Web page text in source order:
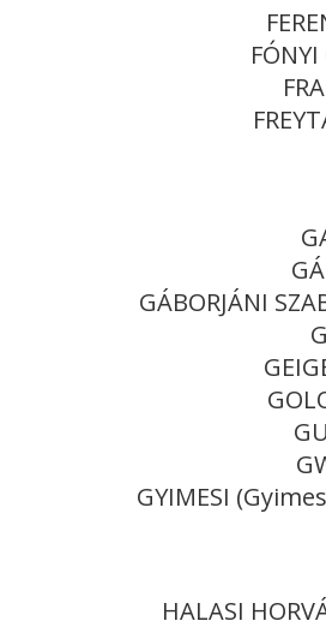
GÁBORJÁNI
GYIMESI
HALASI